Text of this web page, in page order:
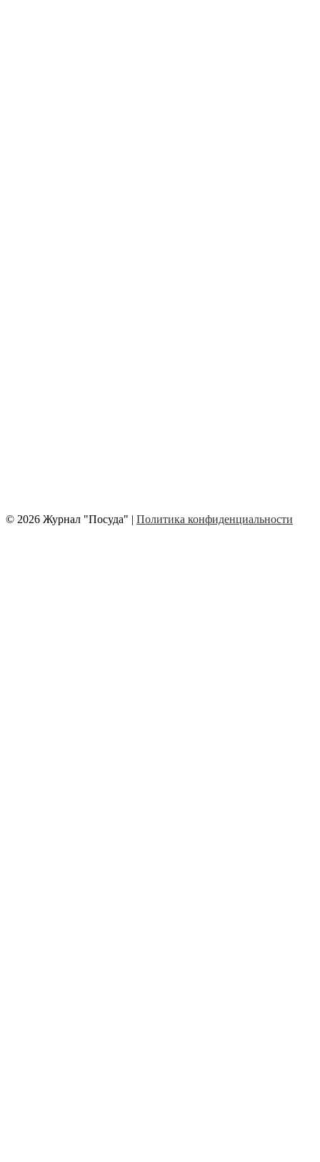
© 2026 Журнал "Посуда" | Политика конфиденциальности